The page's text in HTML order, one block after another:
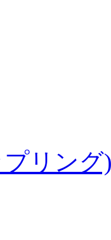
リング